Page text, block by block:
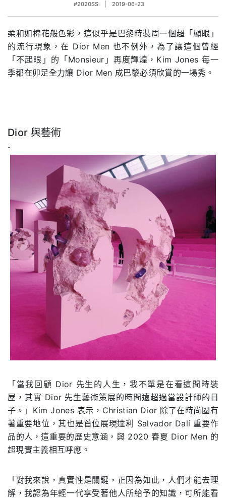
#2020SS 2019-06-23
柔和如棉花般色彩，這似乎是巴黎時裝周一個超「顯眼」
的流行現象，在 Dior Men 也不例外，為了讓這個曾經
「不起眼」的「Monsieur 」再度輝煌， Kim Jones 每一
季都在卯足全力讓 Dior Men 成巴黎必須欣賞的一場秀。
Dior 與藝術
.
「當我回顧 Dior 先生的人生，我不單是在看這間時裝
屋，其實 Dior 先生藝術策展的時間遠超過當設計師的日
子。」 Kim Jones 表示，Christian Dior 除了在時尚圈有
著重要地位，其也是首位展現達利 Salvador Dalí 重要作
品的人，這重要的歷史意涵，與 2020春夏 Dior Men 的
超現實主義相互呼應。
「對我來說，真實性是關鍵，正因為如此，人們才能去理
解，我認為年輕一代享受著他人所給予的知識，可所能看